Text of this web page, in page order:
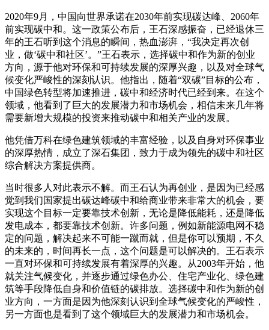
2020年9月，中国向世界承诺在2030年前实现碳达峰、2060年
前实现碳中和。这一政策公布后，王石深感振奋，已经退休三
年的王石听到这个消息的瞬间，热血澎湃，“我决定再次创
业，做‘碳中和社区’。”王石表示，选择碳中和作为新的创业
方向，源于他对环保和可持续发展的深厚兴趣，以及对全球气
候变化严峻性的深刻认识。他指出，随着“双碳”目标的公布，
中国绿色转型将加速推进，碳中和经济时代已经到来。在这个
领域，他看到了巨大的发展潜力和市场机会，相信未来几年将
需要新增大规模的投资来推动碳中和相关产业的发展。
他凭借万科在绿色建筑领域的丰富经验，以及自身对环保事业
的深厚热情，成立了深石集团，致力于成为领先的碳中和社区
综合解决方案提供商。
当时很多人对此表示不解。而王石认为再创业，是因为已经感
觉到我们国家提出碳达峰碳中和给商业带来非常大的机会，要
实现这个目标一定要靠技术创新，无论是降低能耗，还是降低
发电成本，都要靠技术创新。许多问题，例如新能源电网不稳
定的问题，解决起来不可能一蹴而就，但是你可以预期，不久
的未来的，时间再长一点，这个问题是可以解决的。王石表示
一直对环保和可持续发展有着深厚的兴趣。从2003年开始，他
就关注气候变化，并逐步通过绿色办公、住宅产业化、绿色建
筑等手段降低自身和价值链的碳排放。选择碳中和作为新的创
业方向，一方面是因为他深刻认识到全球气候变化的严峻性，
另一方面也是看到了这个领域巨大的发展潜力和市场机会。